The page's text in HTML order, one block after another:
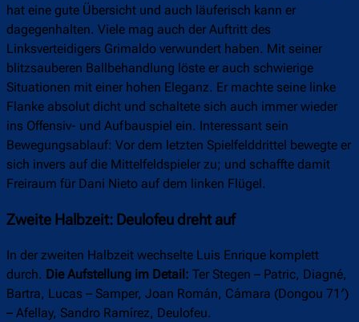
hat eine gute Übersicht und auch läuferisch kann er
dagegenhalten. Viele mag auch der Auftritt des
Linksverteidigers Grimaldo verwundert haben. Mit seiner
blitzsauberen Ballbehandlung löste er auch schwierige
Situationen mit einer hohen Eleganz. Er machte seine linke
Flanke absolut dicht und schaltete sich auch immer wieder
ins Offensiv- und Aufbauspiel ein. Interessant sein
Bewegungsablauf: Vor dem letzten Spielfelddrittel bewegte er
sich invers auf die Mittelfeldspieler zu; und schaffte damit
Freiraum für Dani Nieto auf dem linken Flügel.
Zweite Halbzeit: Deulofeu dreht auf
In der zweiten Halbzeit wechselte Luis Enrique komplett
durch. Die Aufstellung im Detail: Ter Stegen – Patric, Diagné,
Bartra, Lucas – Samper, Joan Román, Cámara (Dongou 71′)
– Afellay, Sandro Ramírez, Deulofeu.